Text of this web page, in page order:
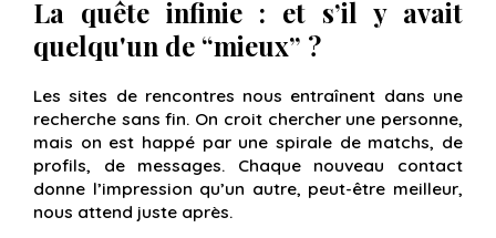
La quête infinie : et s’il y avait
quelqu'un de “mieux” ?
Les sites de rencontres nous entraînent dans une
recherche sans fin. On croit chercher une personne,
mais on est happé par une spirale de matchs, de
profils, de messages. Chaque nouveau contact
donne l’impression qu’un autre, peut-être meilleur,
nous attend juste après.